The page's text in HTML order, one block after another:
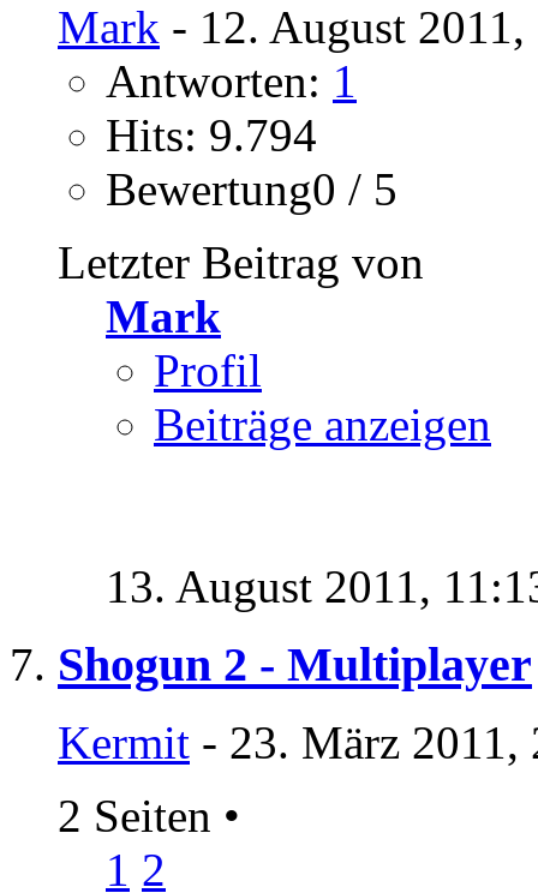
Mark - 12. August
Antworten: 1
Hits: 9.794
Bewertung0 / 5
Letzter Beitrag von
Mark
Profil
Beiträge anzeigen
13. August 2011,
Shogun 2 - Multiplayer
Kermit - 23. März 2011,
2 Seiten •
1 2